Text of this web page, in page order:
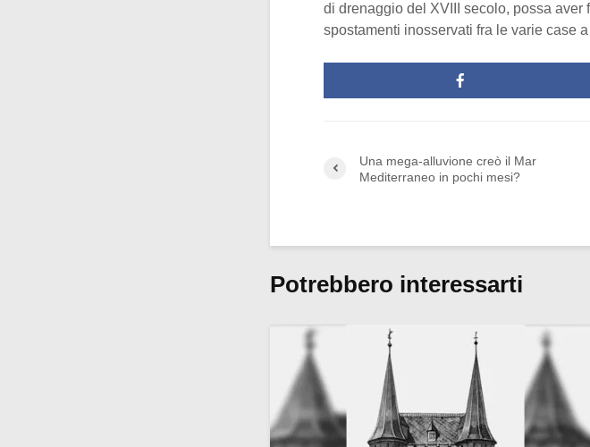
di drenaggio del XVIII secolo, possa aver
spostamenti inosservati fra le varie case
Una mega-alluvione creò il Mar
Mediterraneo in pochi mesi?
Potrebbero interessarti